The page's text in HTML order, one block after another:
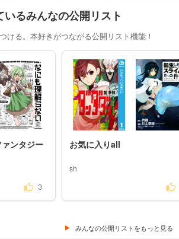
いるみんなの公開リスト
ける。本好きがつながる公開リスト機能！
ンタジー
3
お気に入りall
sh
みんなの公開リストをもっと見る